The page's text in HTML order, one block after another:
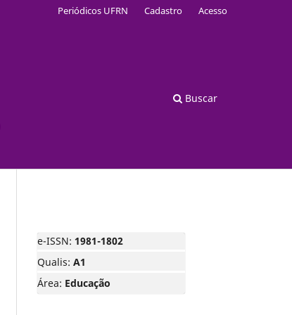
Buscar
Periódicos UFRN Cadastro Acesso
e-ISSN: 1981-1802
Qualis: A1
Área: Educação